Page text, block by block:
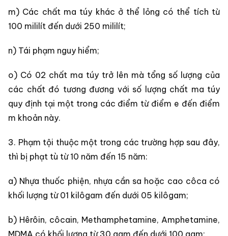
m) Các chất ma túy khác ở thể lỏng có thể tích từ
100 mililít đến dưới 250 mililít;
n) Tái phạm nguy hiểm;
o) Có 02 chất ma túy trở lên mà tổng số lượng của
các chất đó tương đương với số lượng chất ma túy
quy định tại một trong các điểm từ điểm e đến điểm
m khoản này.
3. Phạm tội thuộc một trong các trường hợp sau đây,
thì bị phạt tù từ 10 năm đến 15 năm:
a) Nhựa thuốc phiện, nhựa cần sa hoặc cao côca có
khối lượng từ 01 kilôgam đến dưới 05 kilôgam;
b) Hêrôin, côcain, Methamphetamine, Amphetamine,
MDMA có khối lượng từ 30 gam đến dưới 100 gam;